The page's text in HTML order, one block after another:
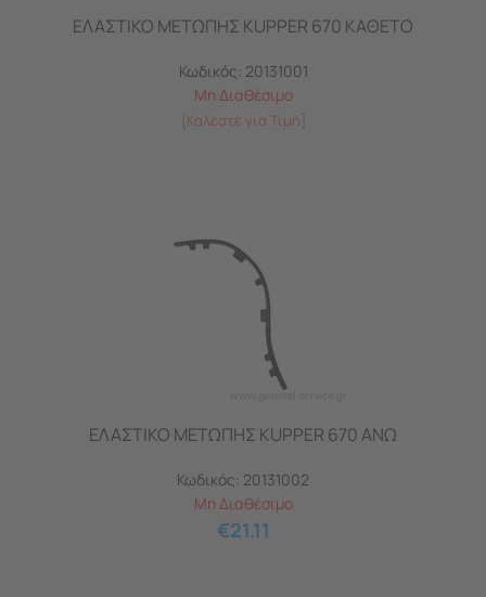
ΕΛΑΣΤΙΚΟ ΜΕΤΩΠΗΣ KUPPER 670 ΚΑΘΕΤΟ
Κωδικός: 20131001
Μη Διαθέσιμο
[Καλέστε για Τιμή]
ΕΛΑΣΤΙΚΟ ΜΕΤΩΠΗΣ KUPPER 670 ΑΝΩ
Κωδικός: 20131002
Μη Διαθέσιμο
€21.11